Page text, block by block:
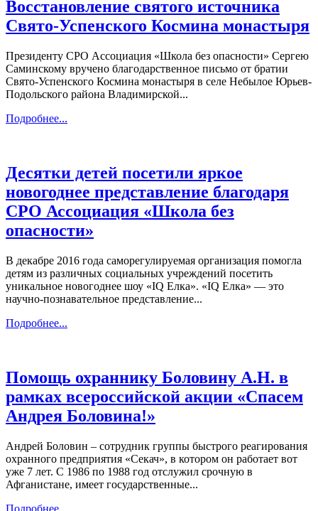
Восстановление святого источника
Свято-Успенского Космина монастыря
Президенту СРО Ассоциация «Школа без опасности» Сергею
Саминскому вручено благодарственное письмо от братии
Свято-Успенского Космина монастыря в селе Небылое Юрьев-
Подольского района Владимирской...
Подробнее...
Десятки детей посетили яркое
новогоднее представление благодаря
СРО Ассоциация «Школа без
опасности»
В декабре 2016 года саморегулируемая организация помогла
детям из различных социальных учреждений посетить
уникальное новогоднее шоу «IQ Елка». «IQ Елка» — это
научно-познавательное представление...
Подробнее...
Помощь охраннику Боловину А.Н. в
рамках всероссийской акции «Спасем
Андрея Боловина!»
Андрей Боловин – сотрудник группы быстрого реагирования
охранного предприятия «Секач», в котором он работает вот
уже 7 лет. С 1986 по 1988 год отслужил срочную в
Афганистане, имеет государственные...
Подробнее...